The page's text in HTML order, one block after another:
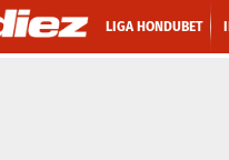
LIGA HONDUBET